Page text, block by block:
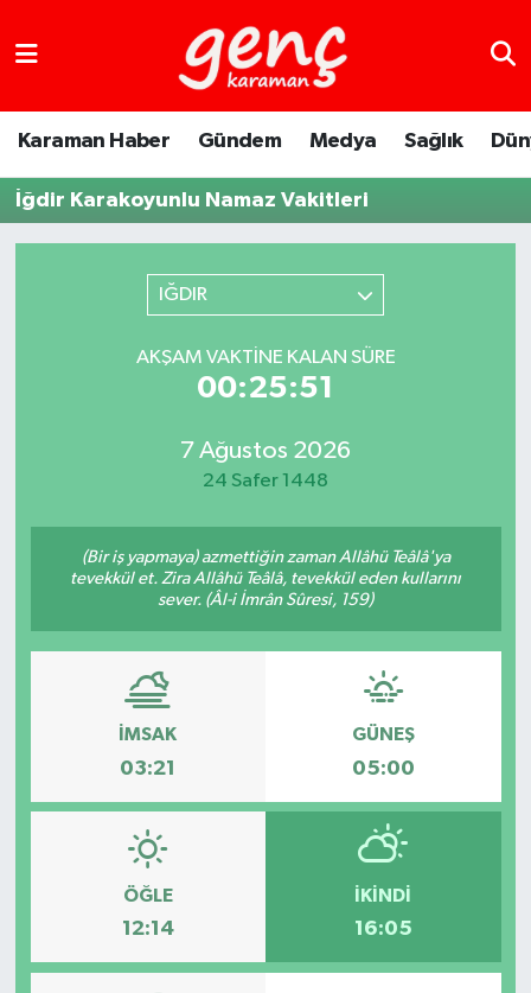
Karaman Haber Gündem Medya Sağlık
İğdir Karakoyunlu Namaz Vakitleri
IĞDIR
AKŞAM VAKTINE KALAN SÜRE
00:25:51
7 Ağustos 2026
24 Safer 1448
(Bir iş yapmaya) azmettiğin zaman Allâhü Teâlâ'ya
tevekkül et. Zira Allâhü Teâlâ, tevekkül eden kullarını
sever. (Âl-i İmrân Sûresi, 159)
İMSAK
03:21
GÜNEŞ
05:00
ÖĞLE
12:14
İKINDI
16:05